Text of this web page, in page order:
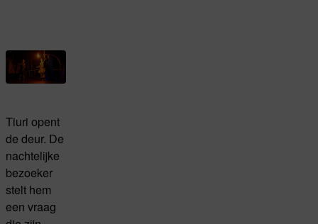
Tiuri opent
de deur. De
nachtelijke
bezoeker
stelt hem
een vraag